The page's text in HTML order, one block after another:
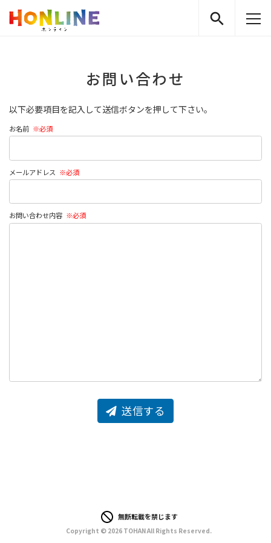
お問い合わせ
以下必要項目を記入して送信ボタンを押して下さい。
お名前
メールアドレス
お問い合わせ内容
送信する
無断転載を禁じます
Copyright © 2026 TOHAN All Rights Reserved.